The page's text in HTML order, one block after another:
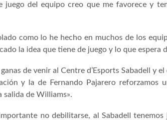
del equipo creo que me favorece y
como lo he hecho en muchos de los
la idea que tiene de juego y lo que espera
de venir al Centre d’Esports Sabadell y
y la de Fernando Pajarero reforzamos
salida de Williams».
no debilitarse, al Sabadell tenemos